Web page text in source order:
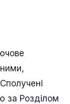
за Розділом